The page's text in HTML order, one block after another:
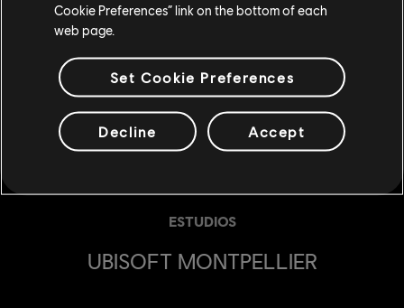
ESTUDIOS
UBISOFT MONTPELLIER
Cookie Preferences” link on the bottom of each
web page.
Set Cookie Preferences
Decline Accept